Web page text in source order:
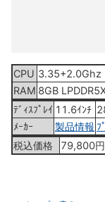
CPU 3.35+2.0Ghz
RAM 8GB
ﾃﾞｨｽﾌﾟﾚｲ 11.6ｲﾝﾁ
ﾒｰｶｰ
製品情報 ﾌ
税込価格
79,800円